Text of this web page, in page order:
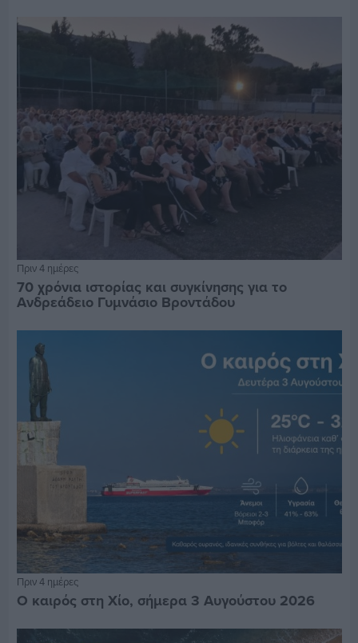
Πριν 4 ημέρες
70 χρόνια ιστορίας και συγκίνησης για το
Ανδρεάδειο Γυμνάσιο Βροντάδου
Πριν 4 ημέρες
Ο καιρός στη Χίο, σήμερα 3 Αυγούστου 2026